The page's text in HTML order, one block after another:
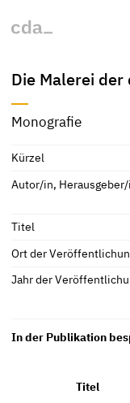
Die Malerei der
Monografie
Kürzel
Autor/in,
Titel
Ort der
Jahr der
In der Publikation
Titel